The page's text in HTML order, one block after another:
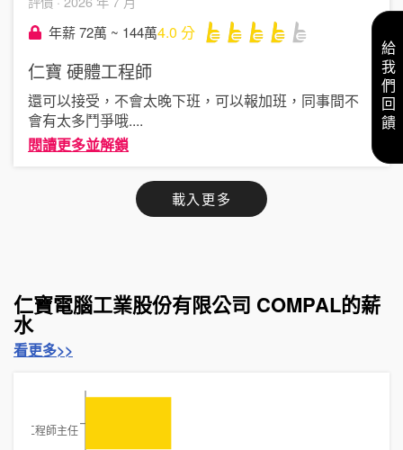
年薪 72萬 ~ 144萬4.0 分
仁寶 硬體工程師
還可以接受，不會太晚下班，可以報加班，同事間不
會有太多鬥爭哦....
閱讀更多並解鎖
載入更多
仁寶電腦工業股份有限公司 COMPAL的薪
水
看更多>>
高級工程師主任
給我們回饋